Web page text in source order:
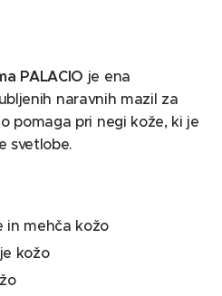
CI 16255, Sodium Chloride.
PALACIO je ena
naravnih mazil za
pomaga pri negi kože, ki je
svetlobe.
in mehča kožo
kožo